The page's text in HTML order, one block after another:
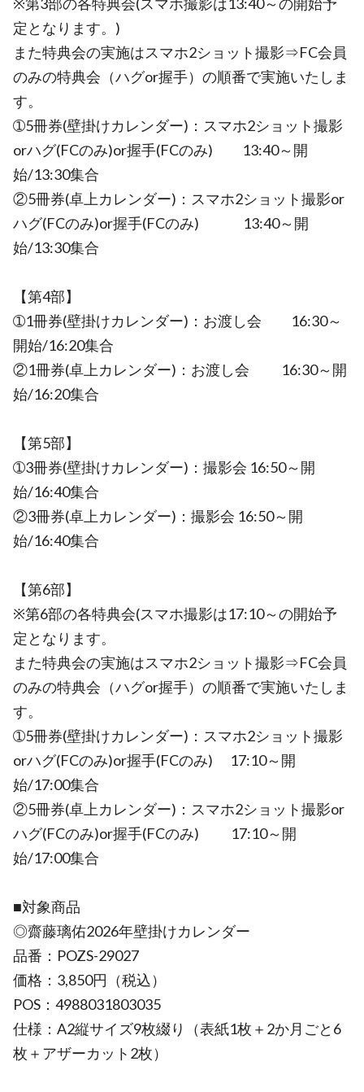
定となります。)
また特典会の実施はスマホ2ショット撮影⇒FC会員
のみの特典会（ハグor握手）の順番で実施いたしま
す。
➀5冊券(壁掛けカレンダー)：スマホ2ショット撮影
orハグ(FCのみ)or握手(FCのみ) 13:40～開
始/13:30集合
②5冊券(卓上カレンダー)：スマホ2ショット撮影or
ハグ(FCのみ)or握手(FCのみ) 13:40～開
始/13:30集合
【第4部】
➀1冊券(壁掛けカレンダー)：お渡し会 16:30～
開始/16:20集合
②1冊券(卓上カレンダー)：お渡し会 16:30～開
始/16:20集合
【第5部】
➀3冊券(壁掛けカレンダー)：撮影会 16:50～開
始/16:40集合
②3冊券(卓上カレンダー)：撮影会 16:50～開
始/16:40集合
【第6部】
※第6部の各特典会(スマホ撮影は17:10～の開始予
定となります。
また特典会の実施はスマホ2ショット撮影⇒FC会員
のみの特典会（ハグor握手）の順番で実施いたしま
す。
➀5冊券(壁掛けカレンダー)：スマホ2ショット撮影
orハグ(FCのみ)or握手(FCのみ) 17:10～開
始/17:00集合
②5冊券(卓上カレンダー)：スマホ2ショット撮影or
ハグ(FCのみ)or握手(FCのみ) 17:10～開
始/17:00集合
■対象商品
◎齋藤璃佑2026年壁掛けカレンダー
品番：POZS-29027
価格：3,850円（税込）
POS：4988031803035
仕様：A2縦サイズ9枚綴り（表紙1枚＋2か月ごと6
枚＋アザーカット2枚）